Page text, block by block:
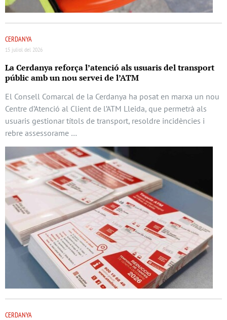
CERDANYA
15 juliol del 2026
La Cerdanya reforça l’atenció als usuaris del transport
públic amb un nou servei de l’ATM
El Consell Comarcal de la Cerdanya ha posat en marxa un nou
Centre d’Atenció al Client de l’ATM Lleida, que permetrà als
usuaris gestionar títols de transport, resoldre incidències i
rebre assessorame …
CERDANYA